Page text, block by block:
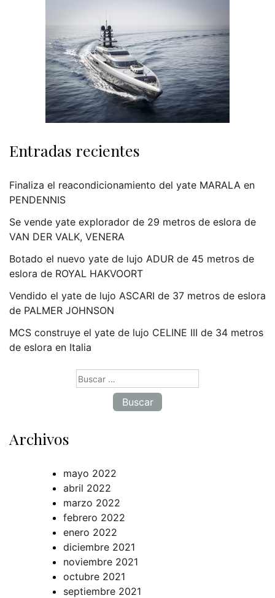
Entradas recientes
Finaliza el reacondicionamiento del yate MARALA en
PENDENNIS
Se vende yate explorador de 29 metros de eslora de
VAN DER VALK, VENERA
Botado el nuevo yate de lujo ADUR de 45 metros de
eslora de ROYAL HAKVOORT
Vendido el yate de lujo ASCARI de 37 metros de eslora
de PALMER JOHNSON
MCS construye el yate de lujo CELINE III de 34 metros
de eslora en Italia
Archivos
mayo 2022
abril 2022
marzo 2022
febrero 2022
enero 2022
diciembre 2021
noviembre 2021
octubre 2021
septiembre 2021